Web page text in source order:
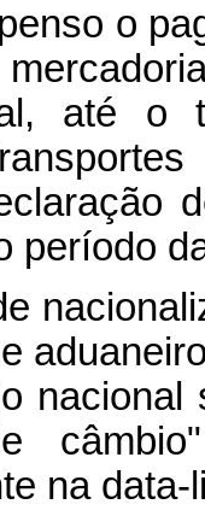
o
até o
período
na